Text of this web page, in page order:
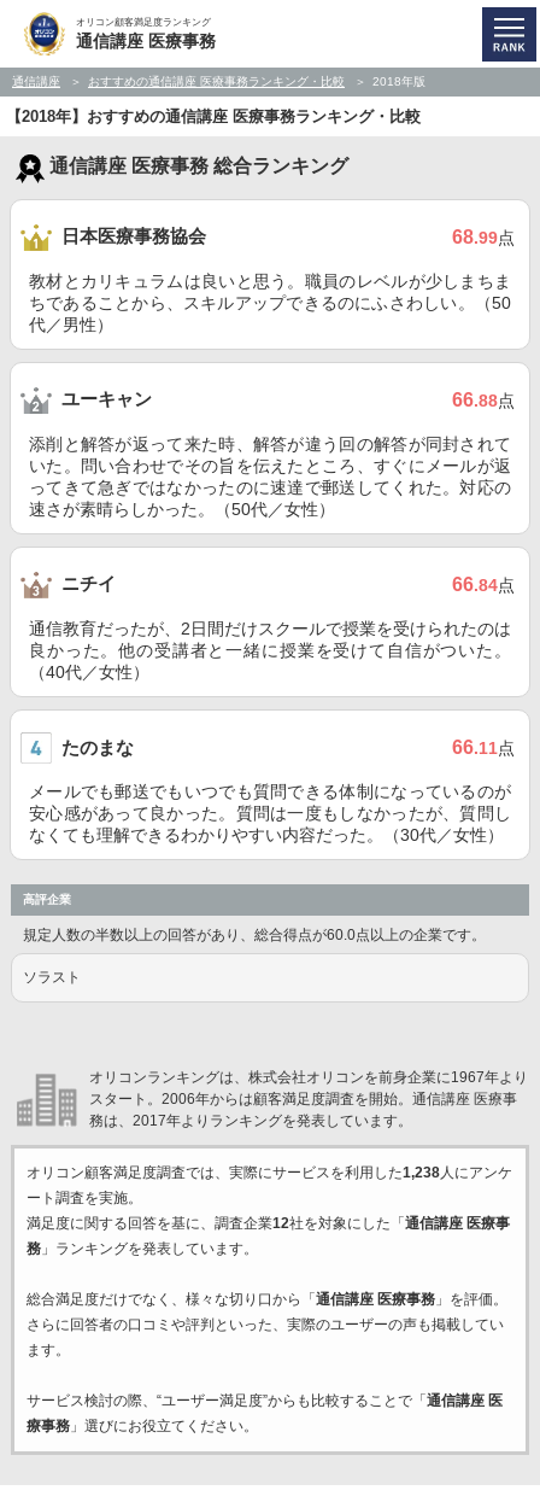
オリコン顧客満足度ランキング
通信講座 医療事務
通信講座 おすすめの通信講座 医療事務ランキング・比較 2018年版
【2018年】おすすめの通信講座 医療事務ランキング・比較
通信講座 医療事務 総合ランキング
日本医療事務協会 68.99点
教材とカリキュラムは良いと思う。職員のレベルが少しまちま
ちであることから、スキルアップできるのにふさわしい。（50
代／男性）
ユーキャン 66.88点
添削と解答が返って来た時、解答が違う回の解答が同封されて
いた。問い合わせでその旨を伝えたところ、すぐにメールが返
ってきて急ぎではなかったのに速達で郵送してくれた。対応の
速さが素晴らしかった。（50代／女性）
ニチイ 66.84点
通信教育だったが、2日間だけスクールで授業を受けられたのは
良かった。他の受講者と一緒に授業を受けて自信がついた。
（40代／女性）
たのまな 66.11点
メールでも郵送でもいつでも質問できる体制になっているのが
安心感があって良かった。質問は一度もしなかったが、質問し
なくても理解できるわかりやすい内容だった。（30代／女性）
高評企業
規定人数の半数以上の回答があり、総合得点が60.0点以上の企業です。
ソラスト
オリコンランキングは、株式会社オリコンを前身企業に1967年より
スタート。2006年からは顧客満足度調査を開始。通信講座 医療事
務は、2017年よりランキングを発表しています。
オリコン顧客満足度調査では、実際にサービスを利用した1,238人にアンケ
ート調査を実施。
満足度に関する回答を基に、調査企業12社を対象にした「 通信講座 医療事
務」ランキングを発表しています。
総合満足度だけでなく、様々な切り口から「 通信講座 医療事務」を評価。
さらに回答者の口コミや評判といった、実際のユーザーの声も掲載してい
ます。
サービス検討の際、“ユーザー満足度”からも比較することで「 通信講座 医
療事務」選びにお役立てください。